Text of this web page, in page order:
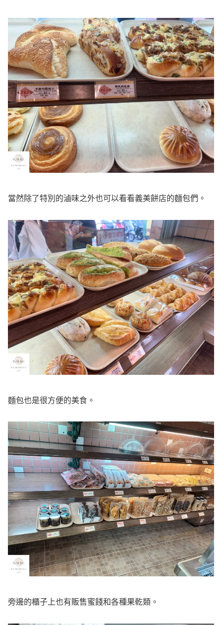
當然除了特別的滷味之外也可以看看義美餅店的麵包們。
麵包也是很方便的美食。
旁邊的櫃子上也有販售蜜餞和各種果乾類。